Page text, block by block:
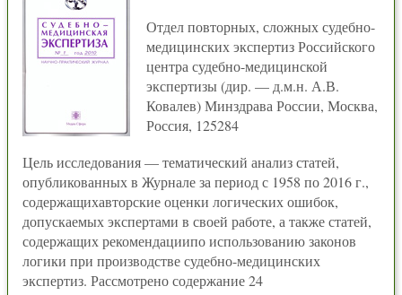
Отдел повторных, сложных судебно-
медицинских экспертиз Российского
центра судебно-медицинской
экспертизы (дир. — д.м.н. А.В.
Ковалев) Минздрава России, Москва,
Россия, 125284
Цель исследования — тематический анализ статей,
опубликованных в Журнале за период с 1958 по 2016 г.,
содержащихавторские оценки логических ошибок,
допускаемых экспертами в своей работе, а также статей,
содержащих рекомендациипо использованию законов
логики при производстве судебно-медицинских
экспертиз. Рассмотрено содержание 24